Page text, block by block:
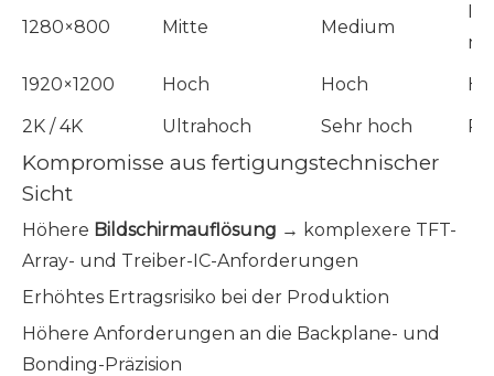
1280×800 Mitte Medium
1920×1200
Hoch Hoch
2K / 4K
Ultrahoch Sehr hoch
Kompromisse aus fertigungstechnischer
Sicht
Höhere Bildschirmauflösung → komplexere TFT-
Array- und Treiber-IC-Anforderungen
Erhöhtes Ertragsrisiko bei der Produktion
Höhere Anforderungen an die Backplane- und
Bonding-Präzision